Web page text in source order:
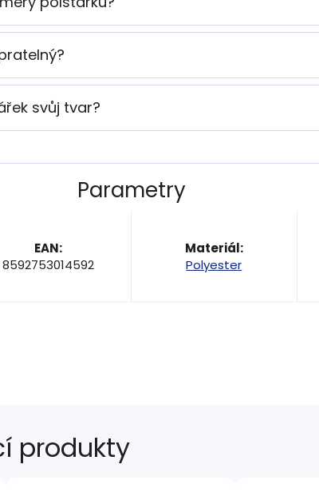
svůj tvar?
Parametry
EAN:
8592753014592
Materiál:
Polyester
produkty